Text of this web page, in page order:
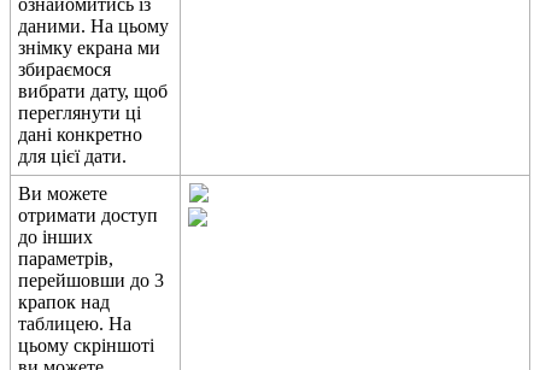
даними. На цьому
знімку екрана ми
збираємося
вибрати дату, щоб
переглянути ці
дані конкретно
для цієї дати.
Ви можете
отримати доступ
до інших
параметрів,
перейшовши до 3
крапок над
таблицею. На
цьому скріншоті